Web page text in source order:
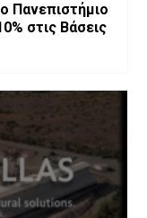
Πανεπιστήμιο
στις Βάσεις